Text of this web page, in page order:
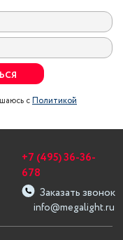
сПолитикой
info@megalight.ru
+7 (495) 36-36-
678
Заказать звонок